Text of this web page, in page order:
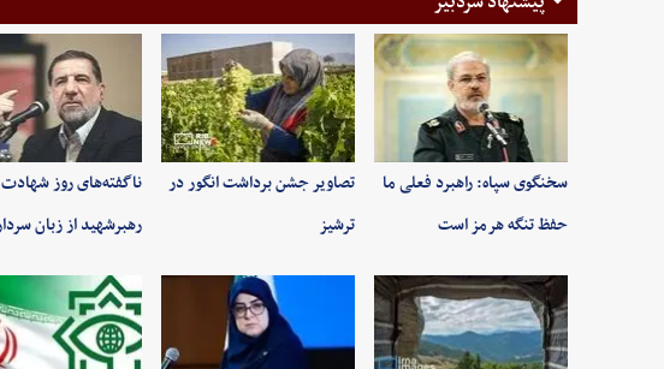
سخنگوی سپاه: راهبرد فعلی ما
حفظ تنگه هرمز است
تصاویر جشن برداشت انگور در
ترشیز
ناگفته‌های روز شهادت
رهبرشهید از زبان